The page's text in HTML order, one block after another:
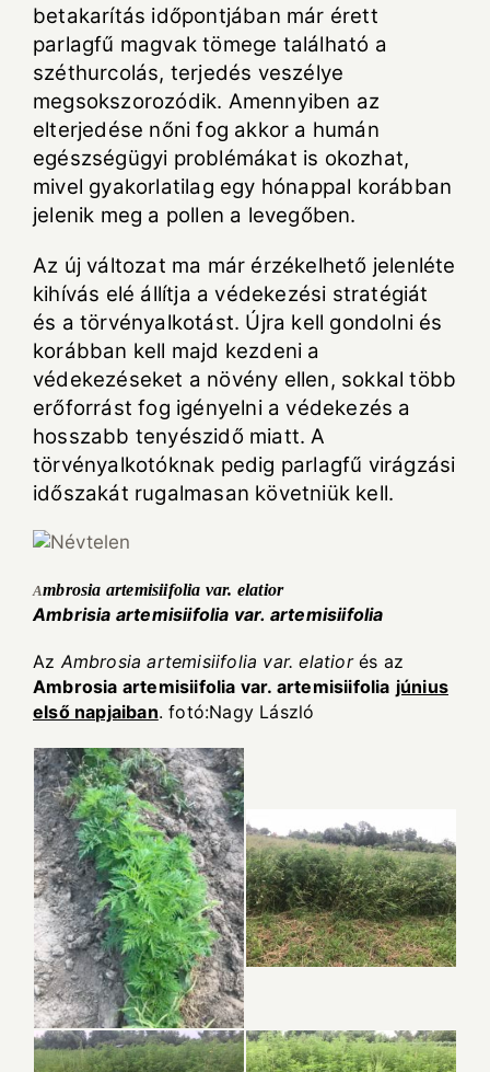
betakarítás időpontjában már érett
parlagfű magvak tömege található a
széthurcolás, terjedés veszélye
megsokszorozódik. Amennyiben az
elterjedése nőni fog akkor a humán
egészségügyi problémákat is okozhat,
mivel gyakorlatilag egy hónappal korábban
jelenik meg a pollen a levegőben.
Az új változat ma már érzékelhető jelenléte
kihívás elé állítja a védekezési stratégiát
és a törvényalkotást. Újra kell gondolni és
korábban kell majd kezdeni a
védekezéseket a növény ellen, sokkal több
erőforrást fog igényelni a védekezés a
hosszabb tenyészidő miatt. A
törvényalkotóknak pedig parlagfű virágzási
időszakát rugalmasan követniük kell.
Ambrosia artemisiifolia var. elatior
Ambrisia artemisiifolia var. artemisiifolia
AzAmbrosia artemisiifolia var. elatiorés az
Ambrosia artemisiifolia var. artemisiifolia június
első napjaiban. fotó:Nagy László